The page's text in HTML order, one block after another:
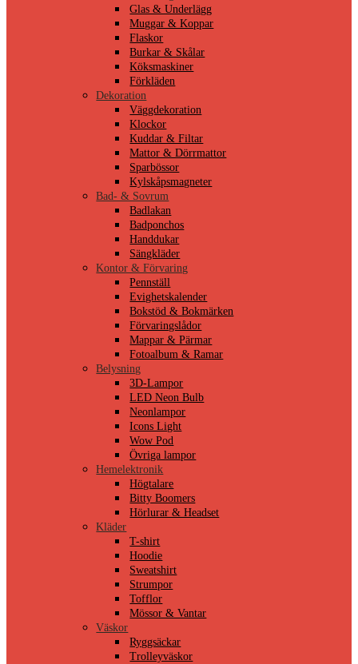
Glas & Underlägg
Muggar & Koppar
Flaskor
Burkar & Skålar
Köksmaskiner
Förkläden
Dekoration
Väggdekoration
Klockor
Kuddar & Filtar
Mattor & Dörrmattor
Sparbössor
Kylskåpsmagneter
Bad- & Sovrum
Badlakan
Badponchos
Handdukar
Sängkläder
Kontor & Förvaring
Pennställ
Evighetskalender
Bokstöd & Bokmärken
Förvaringslådor
Mappar & Pärmar
Fotoalbum & Ramar
Belysning
3D-Lampor
LED Neon Bulb
Neonlampor
Icons Light
Wow Pod
Övriga lampor
Hemelektronik
Högtalare
Bitty Boomers
Hörlurar & Headset
Kläder
T-shirt
Hoodie
Sweatshirt
Strumpor
Tofflor
Mössor & Vantar
Väskor
Ryggsäckar
Trolleyväskor